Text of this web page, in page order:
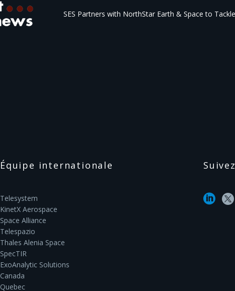
SES Partners with NorthStar Earth & Space to
Équipe internationale
Telesystem
KinetX Aerospace
Space Alliance
Telespazio
Thales Alenia Space
SpecTIR
ExoAnalytic Solutions
Canada
Quebec